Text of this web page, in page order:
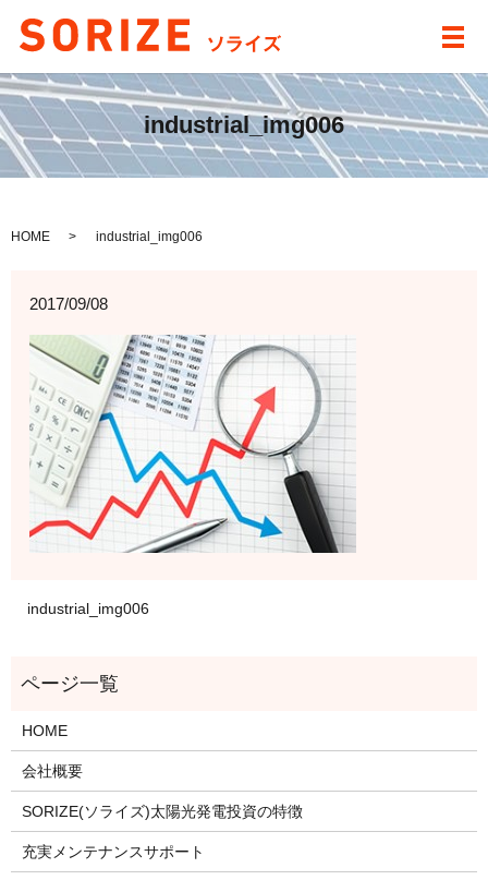
メ
industrial_img006
HOME industrial_img006
2017/09/08
industrial_img006
HOME
会社概要
SORIZE(ソライズ)太陽光発電投資の特徴
充実メンテナンスサポート